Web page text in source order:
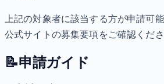
上記の対象者に該当する方が申請可
公式サイトの募集要項をご確認くださ
📝申請ガイド